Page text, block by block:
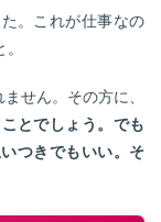
。これが仕事なの
せん。その方に、
とでしょう。でも
つきでもいい。そ